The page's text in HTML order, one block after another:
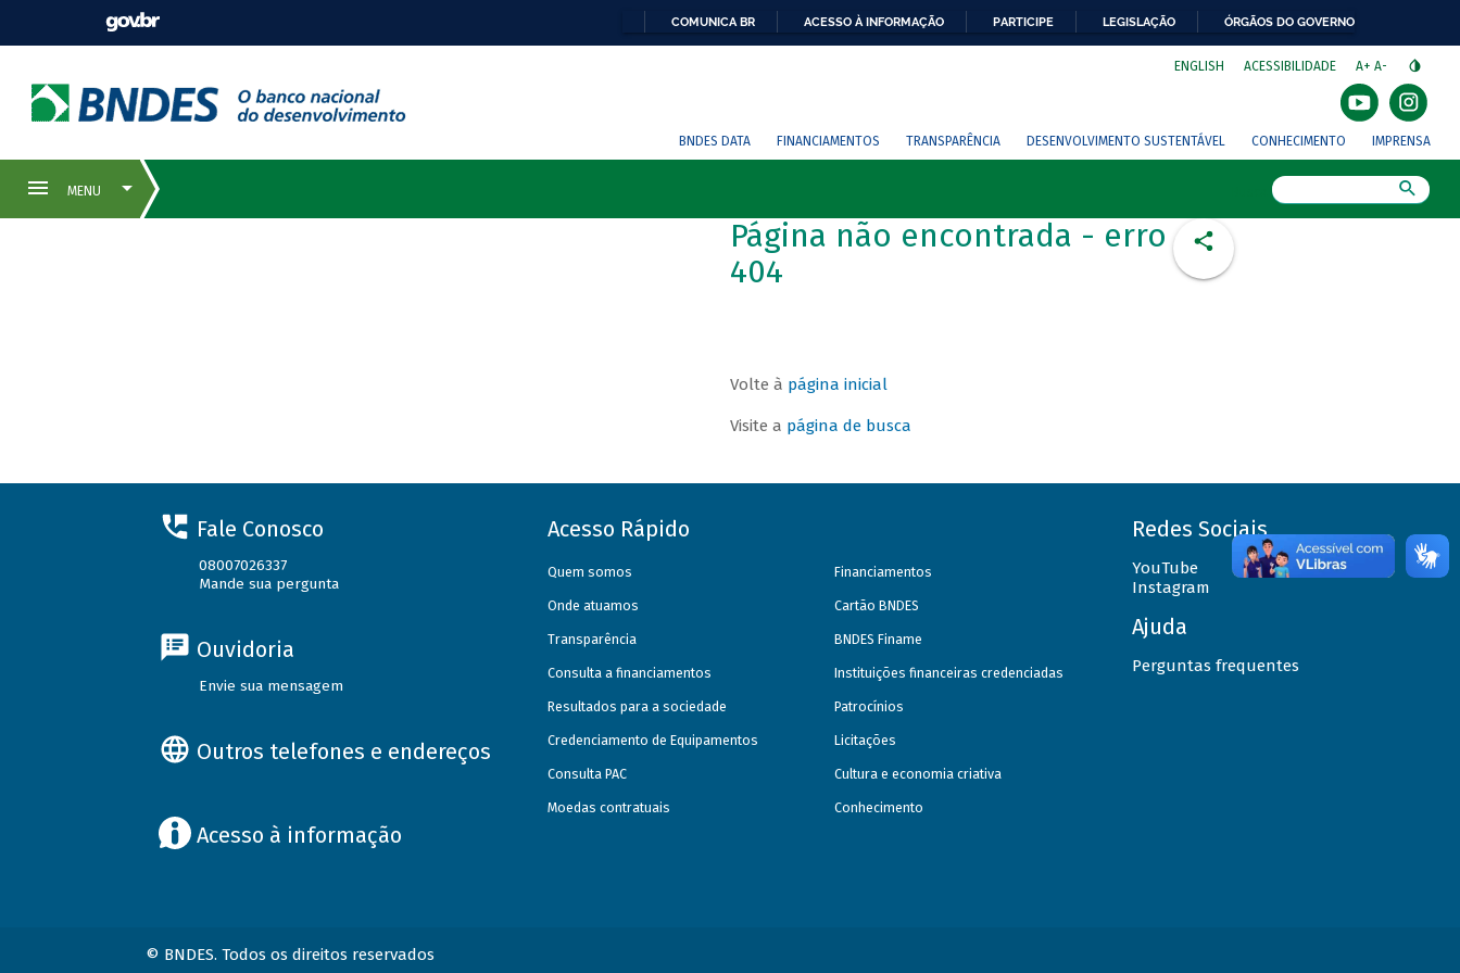
COMUNICA BR ACESSO À INFORMAÇÃO PARTICIPE LEGISLAÇÃO ÓRGÃOS DO GOVERNO
ENGLISH ACESSIBILIDADE A+ A-
BNDES DATA FINANCIAMENTOS TRANSPARÊNCIA DESENVOLVIMENTO SUSTENTÁVEL CONHECIMENTO IMPRENSA
Página não encontrada - erro
404
Volte à página inicial
Visite a página de busca
Fale Conosco
08007026337
Mande sua pergunta
Ouvidoria
Envie sua mensagem
Outros telefones e endereços
Acesso à informação
Acesso Rápido
Quem somos
Onde atuamos
Transparência
Consulta a financiamentos
Resultados para a sociedade
Credenciamento de Equipamentos
Consulta PAC
Moedas contratuais
Financiamentos
Cartão BNDES
BNDES Finame
Instituições financeiras credenciadas
Patrocínios
Licitações
Cultura e economia criativa
Conhecimento
Redes Sociais
YouTube
Instagram
Ajuda
Perguntas frequentes
© BNDES. Todos os direitos reservados